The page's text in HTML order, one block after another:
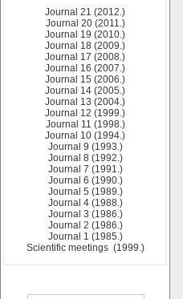
Journal 21 (2012.)
Journal 20 (2011.)
Journal 19 (2010.)
Journal 18 (2009.)
Journal 17 (2008.)
Journal 16 (2007.)
Journal 15 (2006.)
Journal 14 (2005.)
Journal 13 (2004.)
Journal 12 (1999.)
Journal 11 (1998.)
Journal 10 (1994.)
Journal 9 (1993.)
Journal 8 (1992.)
Journal 7 (1991.)
Journal 6 (1990.)
Journal 5 (1989.)
Journal 4 (1988.)
Journal 3 (1986.)
Journal 2 (1986.)
Journal 1 (1985.)
Scientific meetings (1999.)